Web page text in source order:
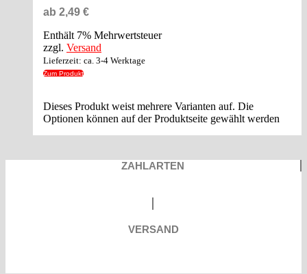
ab 2,49 €
Enthält 7% Mehrwertsteuer
zzgl. Versand
Lieferzeit: ca. 3-4 Werktage
Zum Produkt
Dieses Produkt weist mehrere Varianten auf. Die
Optionen können auf der Produktseite gewählt werden
ZAHLARTEN
VERSAND